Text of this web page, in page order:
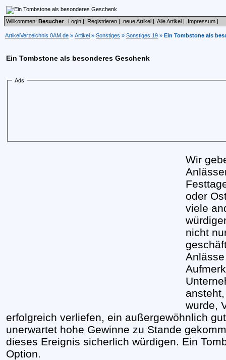
Willkommen: Besucher Login | Registrieren | neue Artikel | Alle Artikel | Impressum |
ArtikelVerzeichnis 0AM.de » Artikel » Sonstiges » Sonstiges 19 » Ein Tombstone als
Ein Tombstone als besonderes Geschenk
Ads
Wir
oder
viele
nicht
wurde,
erfolgreich verliefen, ein außergewöhnlich
unerwartet hohe Gewinne zu Stande
dieses Ereignis sicherlich würdigen. Ein
Option.